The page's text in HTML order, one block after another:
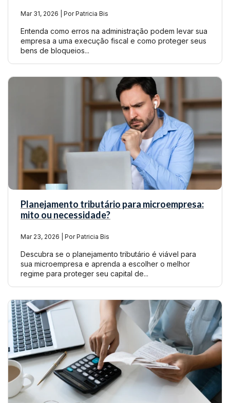
Mar 31, 2026 | Por Patricia Bis
Entenda como erros na administração podem levar sua
empresa a uma execução fiscal e como proteger seus
bens de bloqueios...
Planejamento tributário para microempresa:
mito ou necessidade?
Mar 23, 2026 | Por Patricia Bis
Descubra se o planejamento tributário é viável para
sua microempresa e aprenda a escolher o melhor
regime para proteger seu capital de...